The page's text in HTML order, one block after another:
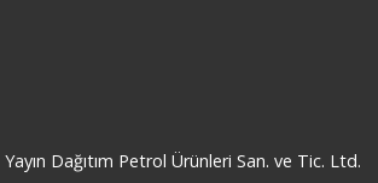
Dağıtım Petrol Ürünleri San. ve Tic. Ltd.